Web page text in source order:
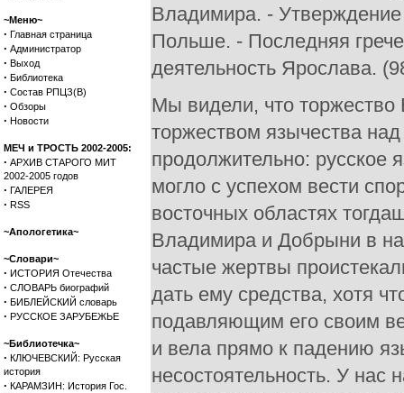
~Меню~
· Главная страница
· Администратор
· Выход
· Библиотека
· Состав РПЦЗ(В)
· Обзоры
· Новости
МЕЧ и ТРОСТЬ 2002-2005:
· АРХИВ СТАРОГО МИТ
2002-2005 годов
· ГАЛЕРЕЯ
· RSS
~Апологетика~
~Словари~
· ИСТОРИЯ Отечества
· СЛОВАРЬ биографий
· БИБЛЕЙСКИЙ словарь
· РУССКОЕ ЗАРУБЕЖЬЕ
~Библиотечка~
· КЛЮЧЕВСКИЙ: Русская
история
· КАРАМЗИН: История Гос.
Владимира. -
Польше. - Последняя
деятельность Ярослава.
Мы видели, что торжество Владимира над Ярополком сопровождалось торжеством язычества над христианством, но это торжество не могло быть продолжительно: русское язычество было так бедно, так бесцветно, что не могло с успехом вести спора ни с одною из религий, имевших место в юго-восточных областях тогдашней Европы, тем более с христианством; ревность Владимира и Добрыни в начале их власти, устроение изукрашенных кумиров, частые жертвы проистекали из желания поднять сколько-нибудь язычество, дать ему средства, хотя что-нибудь противопоставить другим религиям, подавляющим его своим величием; но эти самые попытки, эта самая ревность и вела прямо к падению язычества, потому что всего лучше показывала его несостоятельность. У нас на Руси, в Киеве, произошло то же самое, что в более обширных размерах произошло в Империи при Юлиане: ревность этого императора к язычеству всего более способствовала к окончательному падению последнего, потому что Юлиан истощил все средства язычества, извлек из него все, что оно могло дать для умственной и нравственной жизни человека, и тем всего резче выказалась его несостоятельность, его бедность пред христианством. Так обыкновенно бывает и в жизни отдельных людей, и в жизни целых обществ, вот почему и неудивительно видеть, как иногда самые страстные ревнители вдруг, неожиданно, покидают предмет своего поклонения и переходят на враждебную сторону, которую защищают с удвоенною ревностию; это происходит именно оттого, что в их сознании истощились все средства прежнего предмета поклонения. Под 983 годом, в начале княжения Владимира, летописец помещает рассказ о следующем событии: Владимир после похода на ятвягов возвратился в Киев и приносил жертву кумирам вместе с своими людьми; старцы и бояре сказали: "Кинем жребий на отроков и девиц; на кого падет, того принесем в жертву богам". В это время жил в Киеве один варяг, который пришел из Греции и держал христианскую веру; был у него сын, прекрасный лицом и душою; на этого-то молодого варяга и пал жребий. Посланные от народа (об участии князя не говорится ни слова) пришли к старому варягу и сказали ему: "Пал жребий на твоего сына, богам угодно взять его себе, и мы хотим принести его им в жертву". Варяг отвечал: "У вас не боги, а дерево; нынче есть, а завтра сгниет, ни едят, ни пьют, ни говорят, но сделаны руками человеческими из дерева; а бог один, которому служат греки и кланяются, который сотворил небо и землю, звезды и луну, и солнце, и человека, дал ему жить на земле; а эти боги что сделали? сами деланные; не дам сына своего бесам!" Посланные рассказали эти речи народу; толпа взяла оружие, пошла к варягову дому и разломала забор вокруг него; варяг стоял на сенях с сыном. Народ кричал ему: "Дай сына своего богам". Он отвечал: "Если они боги, то пусть пошлют какого-нибудь одного бога взять моего сына, а вы о чем хлопочете?" Яростный клик был ответом толпы, которая бросилась к варягам, подсекла под ними сени и убила их. Несмотря на то что смелый варяг пал жертвою торжествующего, по-видимому, язычества, событие это не могло не произвести сильного впечатления: язычеству, кумирам сделан был торжественный вызов, над ними торжественно наругались; проповедь была произнесена громко; народ в пылу ярости убил проповедника, но ярость прошла, а страшные слова остались: ваши боги - дерево; бог - один, которому кланяются греки, который сотворил все, - и безответны стояли кумиры Владимира перед этими словами, и что могла в самом деле славянская религия сказать в свою пользу, что могла отвечать на высокие запросы, заданные ей проповедниками других религий? Самые важные из них были вопросы о начале мира и будущей жизни. Что вопрос о будущей жизни действовал